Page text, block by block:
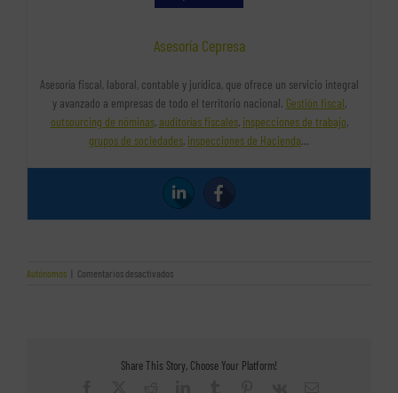
Asesoría Cepresa
Asesoría fiscal, laboral, contable y jurídica, que ofrece un servicio integral
y avanzado a empresas de todo el territorio nacional. Gestión fiscal,
outsourcing de nóminas,auditorías fiscales, inspecciones de trabajo,
grupos de sociedades, inspecciones de Hacienda…
Autónomos | Comentarios desactivadosen
Share This Story, Choose Your Platform!